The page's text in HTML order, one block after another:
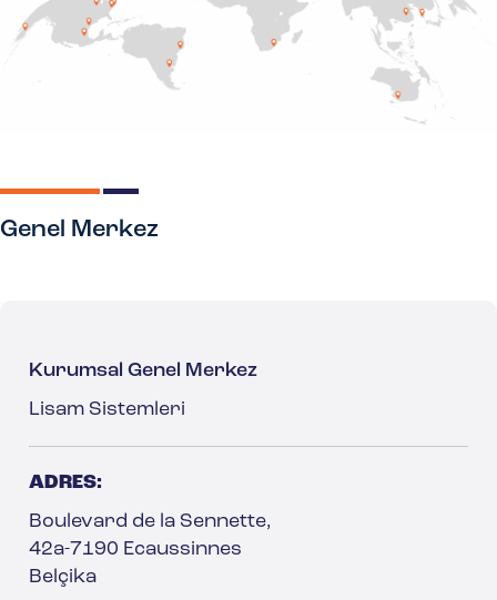
Genel Merkez
Kurumsal Genel Merkez
Lisam Sistemleri
ADRES:
Boulevard de la Sennette,
42a-7190 Ecaussinnes
Belçika